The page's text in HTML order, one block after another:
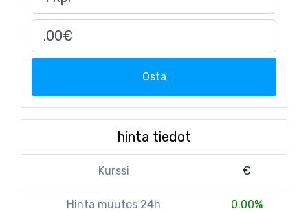
Osta
hinta tiedot
Kurssi €
Hinta muutos 24h 0.00%